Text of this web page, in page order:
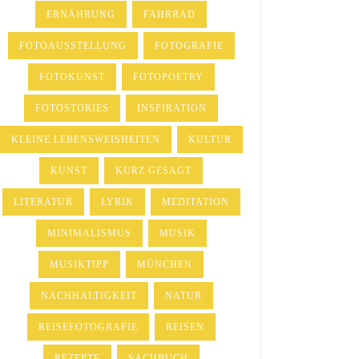
ERNÄHRUNG FAHRRAD
FOTOAUSSTELLUNG FOTOGRAFIE
FOTOKUNST FOTOPOETRY
FOTOSTORIES INSPIRATION
KLEINE LEBENSWEISHEITEN KULTUR
KUNST KURZ GESAGT
LITERATUR LYRIK MEDITATION
MINIMALISMUS MUSIK
MUSIKTIPP MÜNCHEN
NACHHALTIGKEIT NATUR
REISEFOTOGRAFIE REISEN